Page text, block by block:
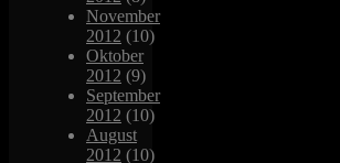
November
2012 (10)
Oktober
2012 (9)
September
2012 (10)
August
2012 (10)